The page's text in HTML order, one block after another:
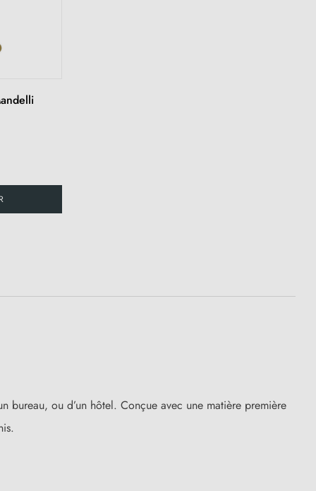
bureau, ou d’un hôtel. Conçue avec une matière première